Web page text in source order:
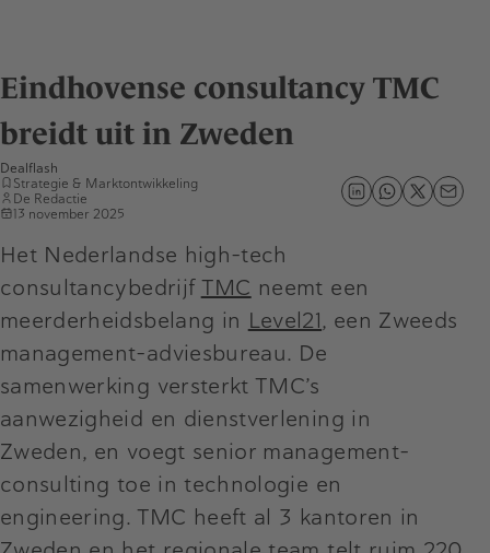
Eindhovense consultancy TMC
breidt uit in Zweden
Dealflash
Strategie & Marktontwikkeling
De Redactie
13 november 2025
Het Nederlandse high-tech
consultancybedrijfTMC neemt een
meerderheidsbelang in Level21, een Zweeds
management-adviesbureau. De
samenwerking versterkt TMC’s
aanwezigheid en dienstverlening in
Zweden, en voegt senior management-
consulting toe in technologie en
engineering. TMC heeft al 3 kantoren in